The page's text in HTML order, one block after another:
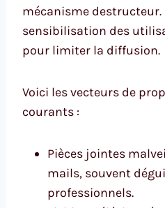
mécanisme destructeur.
sensibilisation des
pour limiter la diffusion.
Voici les vecteurs de
courants :
Pièces jointes
mails, souvent
professionnels.